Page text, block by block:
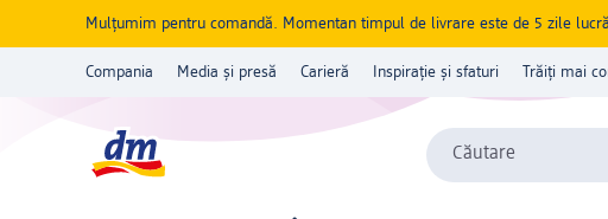
Mulțumim pentru comandă. Momentan timpul de livrare este de 5 zile
Compania Media și presă Carieră Inspirație și sfaturi Trăiți mai
Căutare